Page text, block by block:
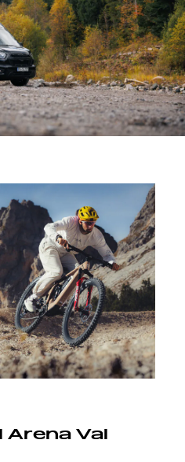
Arena Val